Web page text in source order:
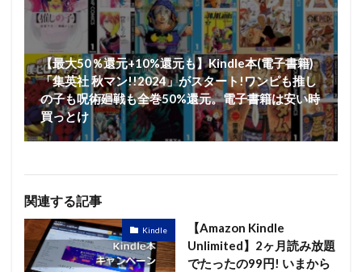
【最大50％還元+10%還元も】Kindle本(電子書籍)
「集英社 秋マン!!2024」がスタート!ワンピも推し
の子も呪術廻戦も全巻50%還元。電子書籍は安い時
買っとけ
関連する記事
Kindle
【Amazon Kindle
Unlimited】2ヶ月読み放題
でたったの99円! いまから